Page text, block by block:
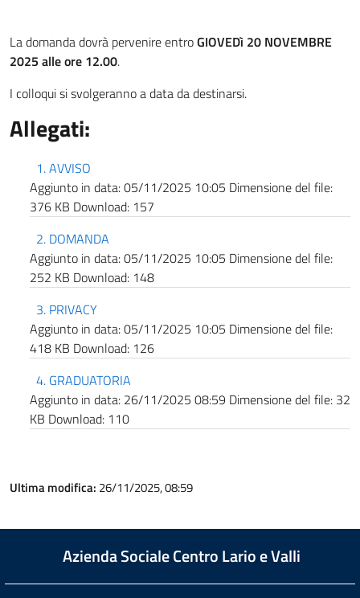
La domanda dovrà pervenire entroGIOVEDì 20 NOVEMBRE
2025 alle ore 12.00.
I colloqui si svolgeranno a data da destinarsi.
Allegati:
1. AVVISO
Aggiunto in data:05/11/2025 10:05 Dimensione del file:
376 KB Download: 157
2. DOMANDA
Aggiunto in data:05/11/2025 10:05 Dimensione del file:
252 KB Download: 148
3. PRIVACY
Aggiunto in data:05/11/2025 10:05 Dimensione del file:
418 KB Download: 126
4. GRADUATORIA
Aggiunto in data: 26/11/2025 08:59 Dimensione del file: 32
KB Download: 110
Ultima modifica: 26/11/2025, 08:59
Azienda Sociale Centro Lario e Valli